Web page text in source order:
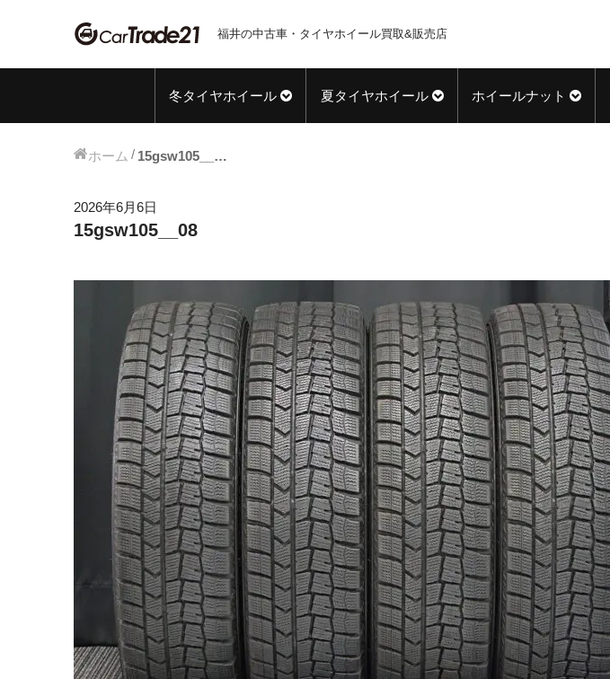
福井の中古車・タイヤホイール買取&販売店
冬タイヤホイール 夏タイヤホイール ホイールナット
ホーム 15gsw105__08
2026年6月6日
15gsw105__08